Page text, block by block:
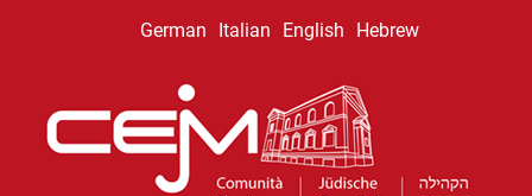
German Italian English Hebrew